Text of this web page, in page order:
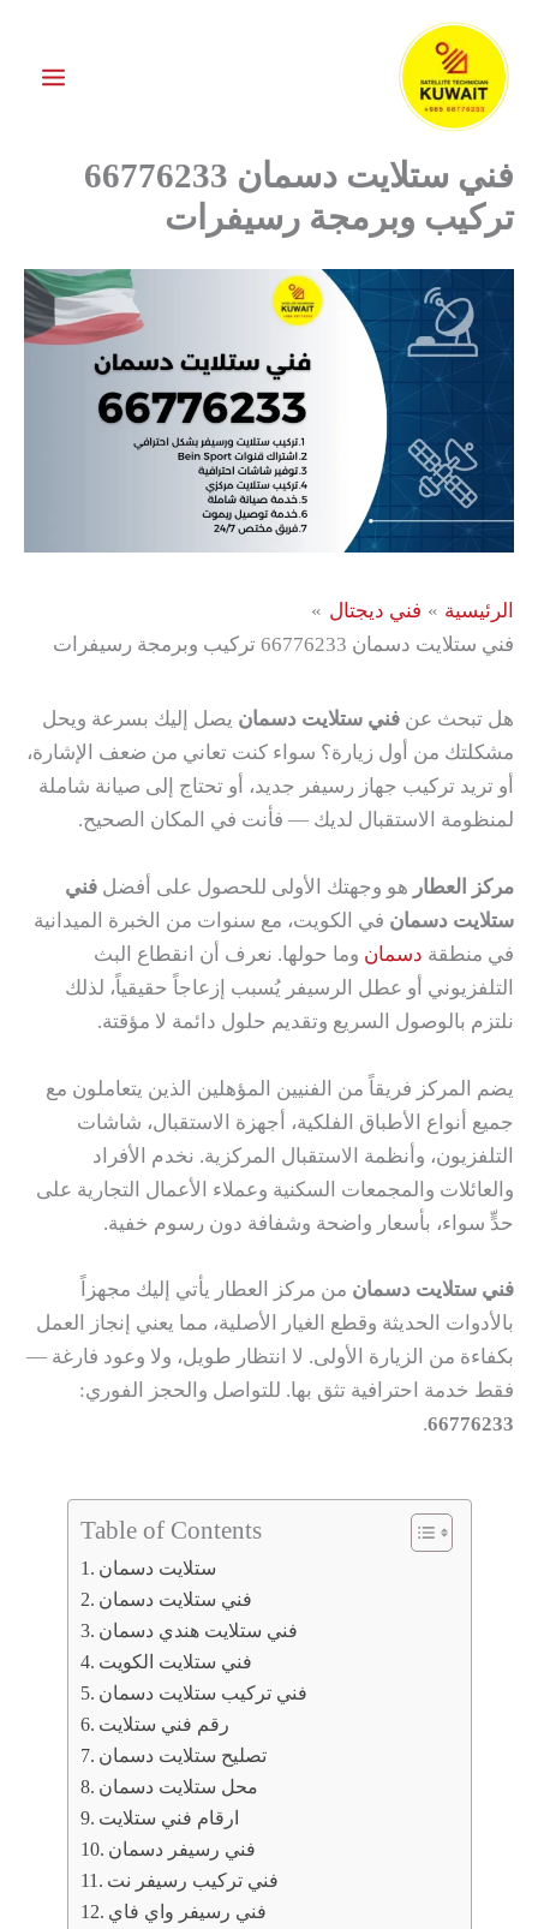
المحتوى
فني ستلايت دسمان 66776233
تركيب وبرمجة رسيفرات
الرئيسية
فني ديجتال
فني ستلايت دسمان 66776233 تركيب وبرمجة رسيفرات
هل تبحث عن فني ستلايت دسمان يصل إليك بسرعة ويحل
مشكلتك من أول زيارة؟ سواء كنت تعاني من ضعف الإشارة،
أو تريد تركيب جهاز رسيفر جديد، أو تحتاج إلى صيانة شاملة
لمنظومة الاستقبال لديك — فأنت في المكان الصحيح.
مركز العطار هو وجهتك الأولى للحصول على أفضل فني
ستلايت دسمان في الكويت، مع سنوات من الخبرة الميدانية
في منطقة دسمان وما حولها. نعرف أن انقطاع البث
التلفزيوني أو عطل الرسيفر يُسبب إزعاجاً حقيقياً، لذلك
نلتزم بالوصول السريع وتقديم حلول دائمة لا مؤقتة.
يضم المركز فريقاً من الفنيين المؤهلين الذين يتعاملون مع
جميع أنواع الأطباق الفلكية، أجهزة الاستقبال، شاشات
التلفزيون، وأنظمة الاستقبال المركزية. نخدم الأفراد
والعائلات والمجمعات السكنية وعملاء الأعمال التجارية على
حدٍّ سواء، بأسعار واضحة وشفافة دون رسوم خفية.
فني ستلايت دسمان من مركز العطار يأتي إليك مجهزاً
بالأدوات الحديثة وقطع الغيار الأصلية، مما يعني إنجاز العمل
بكفاءة من الزيارة الأولى. لا انتظار طويل، ولا وعود فارغة —
فقط خدمة احترافية تثق بها. للتواصل والحجز الفوري:
66776233
.
Table of Contents
ستلايت دسمان
فني ستلايت دسمان
فني ستلايت هندي دسمان
فني ستلايت الكويت
فني تركيب ستلايت دسمان
رقم فني ستلايت
تصليح ستلايت دسمان
محل ستلايت دسمان
ارقام فني ستلايت
فني رسيفر دسمان
فني تركيب رسيفر نت
فني رسيفر واي فاي